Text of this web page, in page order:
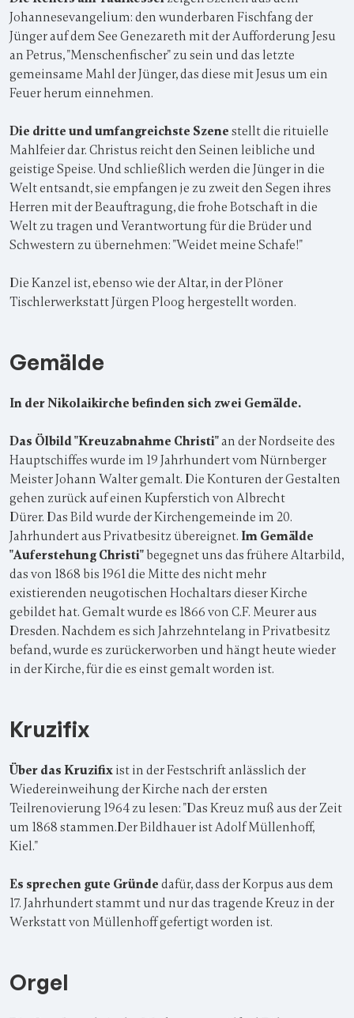
Johannesevangelium: den wunderbaren Fischfang der
Jünger auf dem See Genezareth mit der Aufforderung Jesu
an Petrus, "Menschenfischer" zu sein und das letzte
gemeinsame Mahl der Jünger, das diese mit Jesus um ein
Feuer herum einnehmen.
Die dritte und umfangreichste Szene stellt die rituielle
Mahlfeier dar. Christus reicht den Seinen leibliche und
geistige Speise. Und schließlich werden die Jünger in die
Welt entsandt, sie empfangen je zu zweit den Segen ihres
Herren mit der Beauftragung, die frohe Botschaft in die
Welt zu tragen und Verantwortung für die Brüder und
Schwestern zu übernehmen: "Weidet meine Schafe!"
Die Kanzel ist, ebenso wie der Altar, in der Plöner
Tischlerwerkstatt Jürgen Ploog hergestellt worden.
Gemälde
In der Nikolaikirche befinden sich zwei Gemälde.
Das Ölbild "Kreuzabnahme Christi"an der Nordseite des
Hauptschiffes wurde im 19 Jahrhundert vom Nürnberger
Meister Johann Walter gemalt. Die Konturen der Gestalten
gehen zurück auf einen Kupferstich von Albrecht
Dürer. Das Bild wurde der Kirchengemeinde im 20.
Jahrhundert aus Privatbesitz übereignet. Im Gemälde
"Auferstehung Christi" begegnet uns das frühere Altarbild,
das von 1868 bis 1961 die Mitte des nicht mehr
existierenden neugotischen Hochaltars dieser Kirche
gebildet hat. Gemalt wurde es 1866 von C.F. Meurer aus
Dresden. Nachdem es sich Jahrzehntelang in Privatbesitz
befand, wurde es zurückerworben und hängt heute wieder
in der Kirche, für die es einst gemalt worden ist.
Kruzifix
Über das Kruzifix ist in der Festschrift anlässlich der
Wiedereinweihung der Kirche nach der ersten
Teilrenovierung 1964 zu lesen: "Das Kreuz muß aus der Zeit
um 1868 stammen.Der Bildhauer ist Adolf Müllenhoff,
Kiel."
Es sprechen gute Gründe dafür, dass der Korpus aus dem
17. Jahrhundert stammt und nur das tragende Kreuz in der
Werkstatt von Müllenhoff gefertigt worden ist.
Orgel